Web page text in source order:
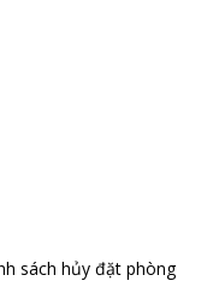
sách hủy đặt phòng